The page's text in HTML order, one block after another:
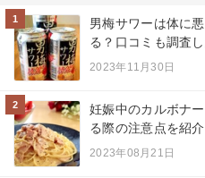
1
男梅サワーは体に
る？口コミも調査し
2023年11月30日
2
妊娠中のカルボナ
る際の注意点を紹介
2023年08月21日